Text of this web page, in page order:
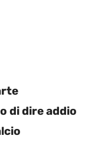
di dire addio